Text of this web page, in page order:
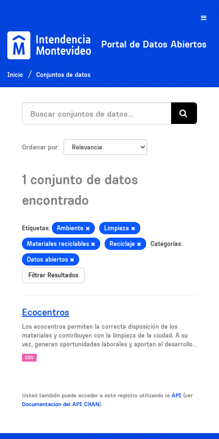
Toggle
Portal de Datos Abiertos
Inicio Conjuntos de datos
Ordenar por
1 conjunto de datos
encontrado
Etiquetas: Ambiente Limpieza
Materiales reciclables Reciclaje Categorías:
Datos abiertos
Filtrar Resultados
Ecocentros
Los ecocentros permiten la correcta disposición de los
materiales y contribuyen con la limpieza de la ciudad. A su
vez, generan oportunidades laborales y aportan al desarrollo...
CSV
Usted también puede acceder a este registro utilizando la API (ver
Documentacion del API CKAN).